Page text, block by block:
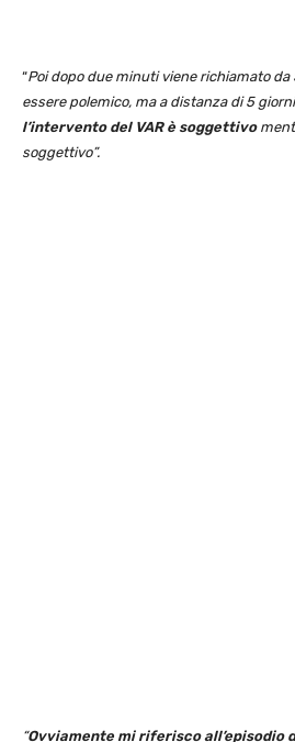
“Poi dopo due minuti viene richiamato da
essere polemico, ma a distanza di 5
l’intervento del VAR è soggettivo
soggettivo”.
“Ovviamente mi riferisco all’episodio